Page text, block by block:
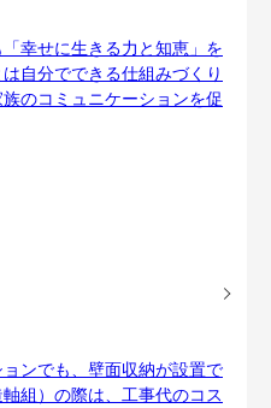
幸せに生きる力と知恵」を
自分でできる仕組みづくり
のコミュニケーションを促
ンでも、壁面収納が設置で
組）の際は、工事代のコス